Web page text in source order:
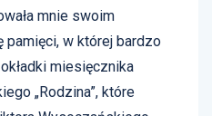
mnie swoim
pamięci, w której bardzo
miesięcznika
„Rodzina”, które